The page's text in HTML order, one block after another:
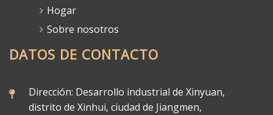
Hogar
Sobre nosotros
DATOS DE CONTACTO
Dirección: Desarrollo industrial de Xinyuan,
distrito de Xinhui, ciudad de Jiangmen,